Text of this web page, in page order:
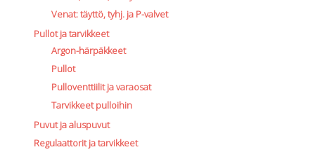
Venat: täyttö, tyhj. ja P-valvet
Pullot ja tarvikkeet
Argon-härpäkkeet
Pullot
Pulloventtiilit ja varaosat
Tarvikkeet pulloihin
Puvut ja aluspuvut
Regulaattorit ja tarvikkeet